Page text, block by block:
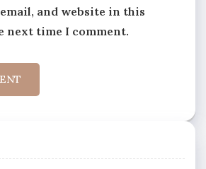
email, and website in this
next time I comment.